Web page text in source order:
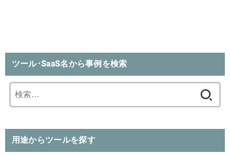
ツール･SaaS名から事例を検索
索:
用途からツールを探す